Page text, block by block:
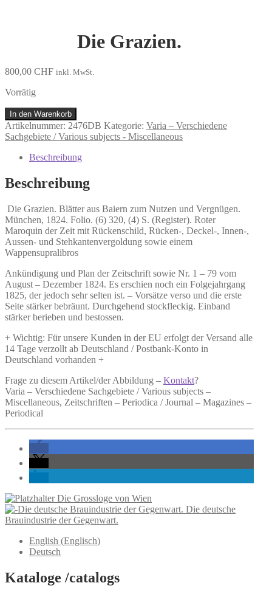
Die Grazien.
800,00 CHF inkl. MwSt.
Vorrätig
Die
Grazien.
Menge
In den Warenkorb
Artikelnummer: 2476DB Kategorie: Varia – Verschiedene
Sachgebiete / Various subjects - Miscellaneous
Beschreibung
Beschreibung
Die Grazien. Blätter aus Baiern zum Nutzen und Vergnügen.
München, 1824. Folio. (6) 320, (4) S. (Register). Roter
Maroquin der Zeit mit Rückenschild, Rücken-, Deckel-, Innen-,
Aussen- und Stehkantenvergoldung sowie einem
Wappensupralibros
Ankündigung und Plan der Zeitschrift sowie Nr. 1 – 79 vom
August – Dezember 1824. Es erschien noch ein Folgejahrgang
1825, der jedoch sehr selten ist. – Vorsätze verso und die erste
Seite stärker bebräunt. Durchgehend stockfleckig. Einband
stärker berieben und bestossen.
+ Wichtig: Für unsere Kunden in der EU erfolgt der Versand alle
14 Tage verzollt ab Deutschland / Postbank-Konto in
Deutschland vorhanden +
Frage zu diesem Artikel/der Abbildung – Kontakt?
Varia – Verschiedene Sachgebiete / Various subjects –
Miscellaneous, Zeitschriften – Periodica / Journal – Magazines –
Periodical
Die Grossloge von Wien
Die deutsche
Brauindustrie der Gegenwart.
English (Englisch)
Deutsch
Kataloge /catalogs